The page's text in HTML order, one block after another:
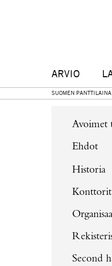
ARVIO
SUOMEN PANTTILAINA
Avoimet
Ehdot
Historia
Konttorit
Second